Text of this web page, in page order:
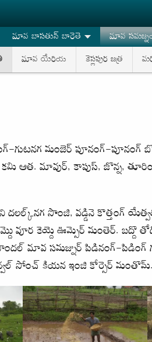
మావ బాసతున్ బారెతె
మావ
మావ యేరియ కెస్లపుర జత్ర
గుటనగ మంజెర్ పూనంగ్-
ఆత. మావుర్, కాపుస్, జొన్న,
సొంజి, వడ్డినె కొత్తంగ్
సమ్దొ వూర కెయ్దె ఊమ్సెర్ మంతెర్.
మావ సమజ్నుర్ పిడినంగ్-
సోంచ్ కియన ఇంజి కోర్సెర్ మంతొమ్.